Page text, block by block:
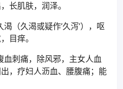
长肌肤，润泽。
（久渴或疑作’久泻’），呕
目痒。
刺痛，除风邪，主女人血
，疗妇人沥血、腰腹痛；能